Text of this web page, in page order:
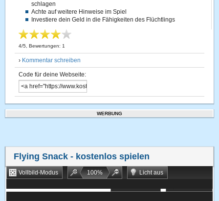
schlagen
Achte auf weitere Hinweise im Spiel
Investiere dein Geld in die Fähigkeiten des Flüchtlings
4/5 , Bewertungen: 1
› Kommentar schreiben
Code für deine Webseite:
WERBUNG
Flying Snack - kostenlos spielen
Vollbild-Modus 100%
Licht aus